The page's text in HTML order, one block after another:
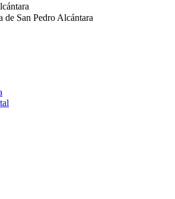
de San Pedro Alcántara